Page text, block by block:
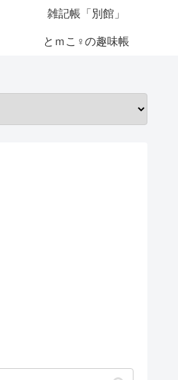
雑記帳「別館」
とｍこ♀の趣味帳